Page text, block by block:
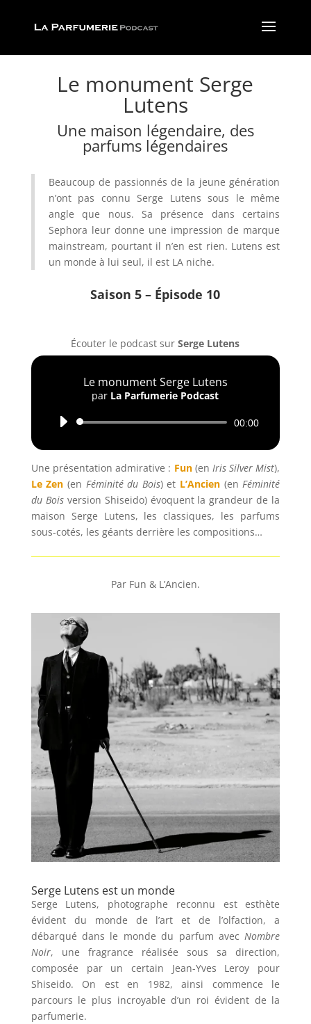
Le monument Serge
Lutens
Une maison légendaire, des
parfums légendaires
Beaucoup de passionnés de la jeune génération
n’ont pas connu Serge Lutens sous le même
angle que nous. Sa présence dans certains
Sephora leur donne une impression de marque
mainstream, pourtant il n’en est rien. Lutens est
un monde à lui seul, il est LA niche.
Saison 5 – Épisode 10
Écouter le podcast surSerge Lutens
Le monument Serge Lutens
par La Parfumerie Podcast
Lecteur
00:00
Une présentation admirative : Fun(en Iris Silver Mist),
Le Zen (en Féminité du Bois) et L’Ancien (enFéminité
du Bois version Shiseido) évoquent la grandeur de la
maison Serge Lutens, les classiques, les parfums
sous-cotés, les géants derrière les compositions…
Par Fun & L’Ancien.
Serge Lutens est un monde
Serge Lutens, photographe reconnu est esthète
évident du monde de l’art et de l’olfaction, a
débarqué dans le monde du parfum avecNombre
Noir, une fragrance réalisée sous sa direction,
composée par un certain Jean-Yves Leroy pour
Shiseido. On est en 1982, ainsi commence le
parcours le plus incroyable d’un roi évident de la
parfumerie.